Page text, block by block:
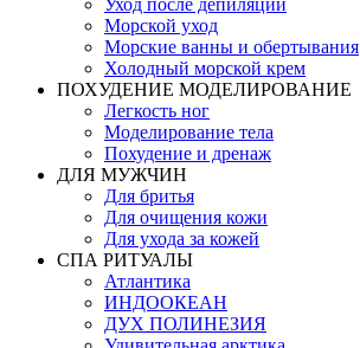
Морской уход
Морские ванны и обертывания
Холодный морской крем
ПОХУДЕНИЕ МОДЕЛИРОВАНИЕ
Легкость ног
Моделирование тела
Похудение и дренаж
ДЛЯ МУЖЧИН
Для бритья
Для очищения кожи
Для ухода за кожей
СПА РИТУАЛЫ
Атлантика
ИНДООКЕАН
ДУХ ПОЛИНЕЗИЯ